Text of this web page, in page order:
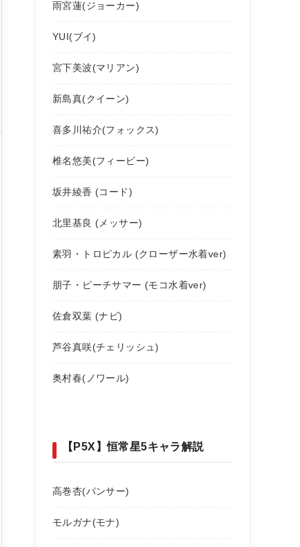
雨宮蓮(ジョーカー)
YUI(ブイ)
宮下美波(マリアン)
新島真(クイーン)
喜多川祐介(フォックス)
椎名悠美(フィービー)
坂井綾香 (コード)
北里基良 (メッサー)
素羽・トロピカル (クローザー水着ver)
朋子・ピーチサマー (モコ水着ver)
佐倉双葉 (ナビ)
芦谷真咲(チェリッシュ)
奥村春(ノワール)
【P5X】恒常星5キャラ解説
高巻杏(パンサー)
モルガナ(モナ)